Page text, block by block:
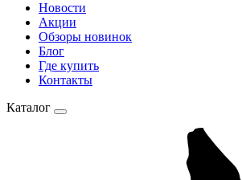
Новости
Акции
Обзоры новинок
Блог
Где купить
Контакты
Каталог